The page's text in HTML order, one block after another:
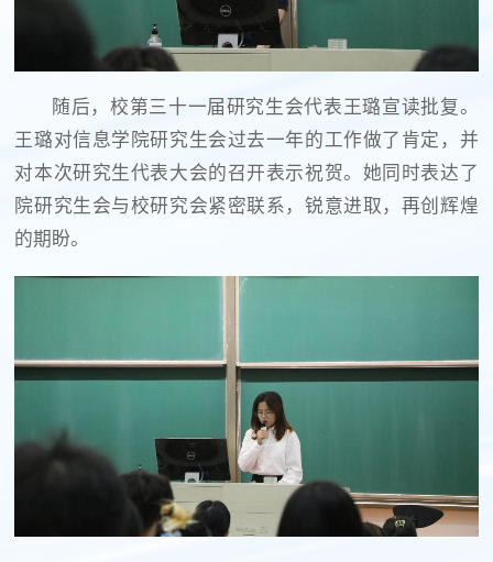
随后，校第三十一届研究生会代表王璐宣读批复。
王璐对信息学院研究生会过去一年的工作做了肯定，并
对本次研究生代表大会的召开表示祝贺。她同时表达了
院研究生会与校研究会紧密联系，锐意进取，再创辉煌
的期盼。